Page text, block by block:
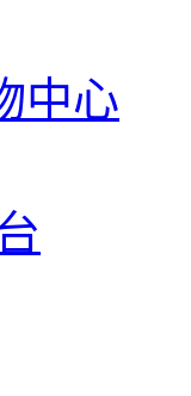
中心